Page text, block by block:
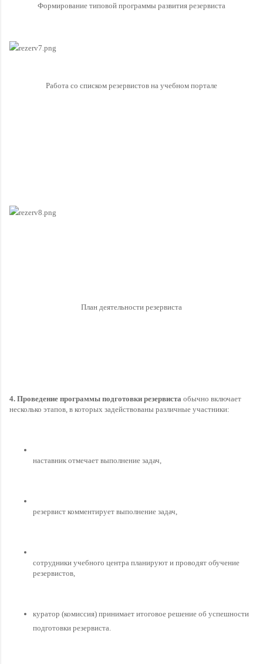
Формирование типовой программы развития резервиста
Работа со списком резервистов на учебном портале
План деятельности резервиста
4. Проведение программы подготовки резервиста обычно включает
несколько этапов, в которых задействованы различные участники:
наставник отмечает выполнение задач,
резервист комментирует выполнение задач,
сотрудники учебного центра планируют и проводят обучение
резервистов,
куратор (комиссия) принимает итоговое решение об успешности
подготовки резервиста.